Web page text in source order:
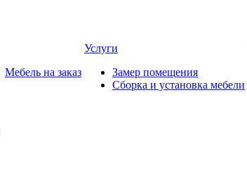
Мебель на заказ
Услуги
Замер помещения
Сборка и установка мебели